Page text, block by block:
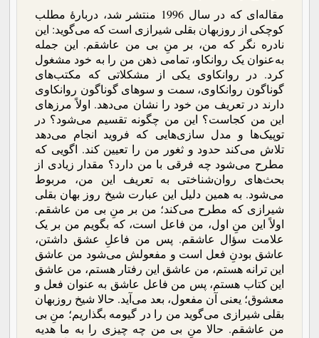
مقاله‌ای که در سال 1996 منتشر شد، دربارۀ مطلب
کوچکی از روزبهان بقلی شیرازی است که می‌گوید: این
نادره نگر که من، بر منِ بی من عاشقم. این جمله
به‌عنوان یک روانکاو، تمامی ذهن من را به خود مشغول
کرد. در روانکاوی یکی از مشکلاتی که مکتب‌های
گوناگون روانکاوی، سمت و سوهای گوناگون روانکاوی
دارند در تعریف من خود را نشان می‌دهد. اولاً مرزهای
این من کجاست؟ این من چگونه تقسیم می‌شود؟ در
توپیک‌ها و مدل سازی‌هایی که فروید انجام می‌دهد
تلاش می‌کند حدود و ثغور من را تعیین کند. اگویی که
مطرح می‌شود چه فرقی با من دارد؟ مقدار زیادی از
بحث‌های روان‌شناختی به تعریف این من، مربوط
می‌شود. به همین دلیل این عبارت شیخ روز بهان بقلی
شیرازی که مطرح می‌کند؛ من بر منِ بی من عاشقم.
اولاً این منِ اول، من فاعل است، که بگویم من بر یک
علامت سؤال عاشقم. پس من فاعلِ عشق داشتن،
عاشق بودنِ فعل است و مفعولش می‌شود من عاشق
این ترانه هستم، من عاشق این رفتار هستم، من عاشق
این کتاب هستم، پس من فاعل عاشق به عنوان فعل و
معشوق؛ یعنی آن مفعول، بعد می‌آید. حالا شیخ روزبهان
بقلی شیرازی می‌گوید من را در گیومه بگذاریم؛ منِ بی
من عاشقم. حالا منِ بی من چه چیزی را به ما هدیه